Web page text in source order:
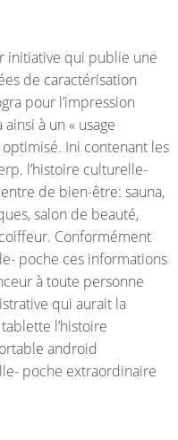
initiative qui publie une
de caractérisation
pour l’impression
à un « usage
Ini contenant les
l’histoire culturelle-
de bien-être: sauna,
salon de beauté,
Conformément
poche ces informations
à toute personne
qui aurait la
l’histoire
android
poche extraordinaire